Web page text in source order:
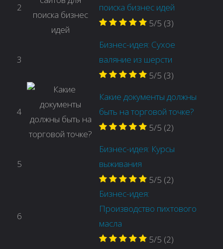
2
поиска бизнес идей
5/5 (3)
3
Бизнес-идея: Сухое
валяние из шерсти
5/5 (3)
4
Какие документы должны
быть на торговой точке?
5/5 (2)
5
Бизнес-идея: Курсы
выживания
5/5 (2)
6
Бизнес-идея:
Производство пихтового
масла
5/5 (2)